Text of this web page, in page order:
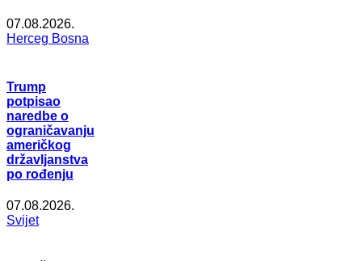
07.08.2026.
Herceg Bosna
Trump
potpisao
naredbe o
ograničavanju
američkog
državljanstva
po rođenju
07.08.2026.
Svijet